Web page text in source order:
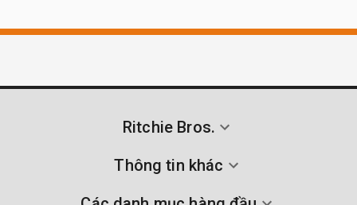
Ritchie Bros.
Thông tin khác